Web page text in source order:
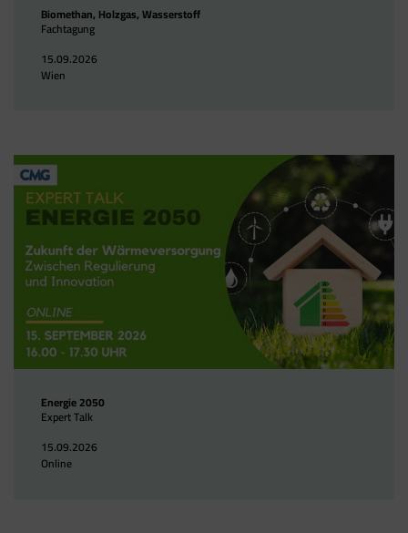
Biomethan, Holzgas, Wasserstoff
Fachtagung
15.09.2026
Wien
Energie 2050
Expert Talk
15.09.2026
Online